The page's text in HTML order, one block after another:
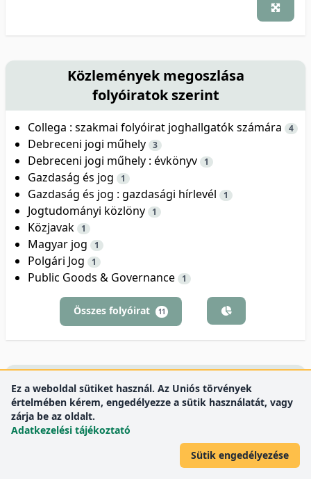
Közlemények megoszlása
folyóiratok szerint
Collega : szakmai folyóirat joghallgatók számára 4
Debreceni jogi műhely 3
Debreceni jogi műhely : évkönyv 1
Gazdaság és jog 1
Gazdaság és jog : gazdasági hírlevél 1
Jogtudományi közlöny 1
Közjavak 1
Magyar jog 1
Polgári Jog 1
Public Goods & Governance 1
Összes folyóirat 11
Tudóstér társszerzők
Ez a weboldal sütiket használ. Az Uniós törvények
értelmében kérem, engedélyezze a sütik használatát, vagy
zárja be az oldalt.
Adatkezelési tájékoztató
Sütik engedélyezése